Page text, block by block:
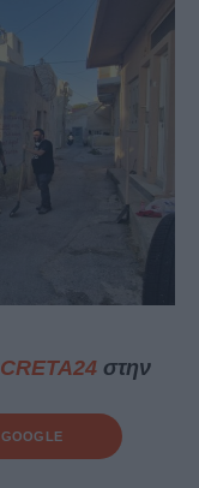
CRETA24στην